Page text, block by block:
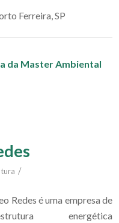
Ferreira, SP
da Master Ambiental
/
Redes é uma empresa de
energética